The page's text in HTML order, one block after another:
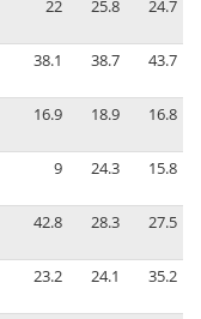
22 25.8 24.7
38.1 38.7 43.7
16.9 18.9 16.8
9 24.3 15.8
42.8 28.3 27.5
23.2 24.1 35.2